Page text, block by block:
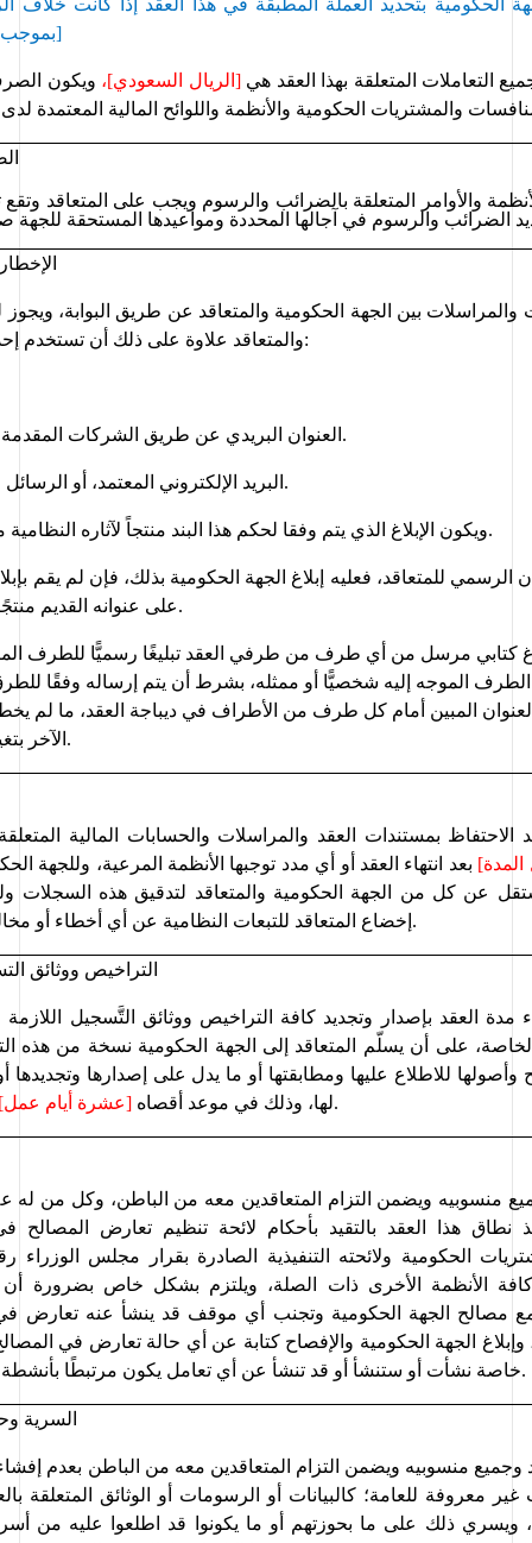
الحكومية
بموجب وثائق المنافسة]
التعاملات المتعلقة بهذا العقد هي [الريال السعودي]،
والأوامر
والمتعاقد علاوة على ذلك أن تستخدم إحدى الطرق الآتية:
العنوان البريدي عن طريق الشركات المقدمة .
البريد الإلكتروني المعتمد، أو المعتمدة.
ويكون الإبلاغ الذي يتم وفقا لحكم هذا البند منتجاً لآثاره.
على عنوانه القديم منتجًا لآثاره النظامية.
الآخر بتغيير العنوان كتابةً.
إخضاع المتعاقد للتبعات النظامية عن أي أخطاء أو .
التراخيص ووثائق
لها، وذلك في موعد أقصاه [عشرة أيام .
منسوبيه ويضمن التزام المتعاقدين معه من الباطن
نطاق هذا العقد بالتقيد بأحكام لائحة تنظيم تعارض المصالح
الحكومية ولائحته التنفيذية الصادرة بقرار مجلس الوزراء
خاصة نشأت أو ستنشأ أو قد تنشأ عن أي تعامل يكون مرتبطًا بأنشطة الجهة الحكومية.
السرية
وجميع منسوبيه ويضمن التزام المتعاقدين معه من الباطن بعدم
غير معروفة
ويسري ذلك على ما بحوزتهم أو ما يكونوا